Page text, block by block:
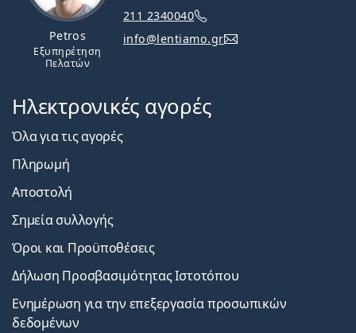
Petros
Εξυπηρέτηση
Πελατών
211 2340040
info@lentiamo.gr
Ηλεκτρονικές αγορές
Όλα για τις αγορές
Πληρωμή
Αποστολή
Σημεία συλλογής
Όροι και Προϋποθέσεις
Δήλωση Προσβασιμότητας Ιστοτόπου
Ενημέρωση για την επεξεργασία προσωπικών
δεδομένων